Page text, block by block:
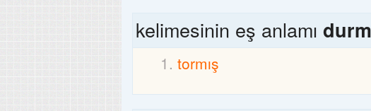
kelimesinin eş anlamı
tormış